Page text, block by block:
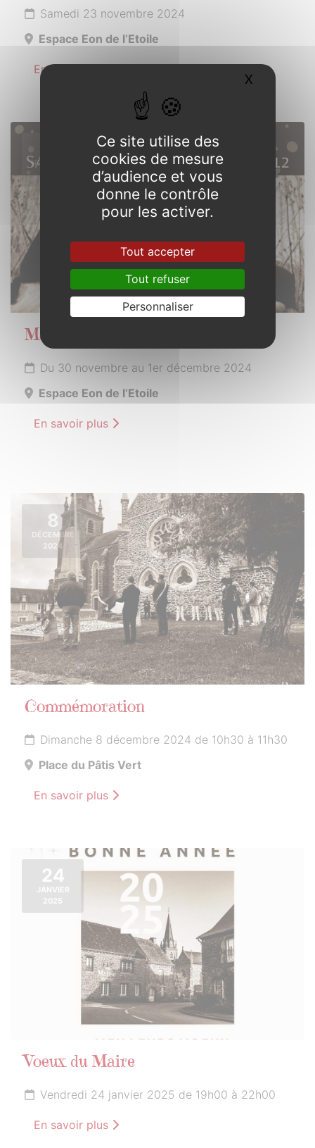
Samedi 23 novembre 2024
Espace Eon de l’Etoile
En savoir plus
NOVEMBRE
Marché de Noël
Du 30 novembre au 1er décembre 2024
Espace Eon de l’Etoile
En savoir plus
8
DÉCEMBRE
2024
Commémoration
Dimanche 8 décembre 2024 de 10h30 à 11h30
Place du Pâtis Vert
En savoir plus
24
JANVIER
2025
Voeux du Maire
Vendredi 24 janvier 2025 de 19h00 à 22h00
En savoir plus
Ce site utilise des
cookies de mesure
d’audience et vous
donne le contrôle
pour les activer.
Tout accepter
Tout refuser
Personnaliser
X Masquer